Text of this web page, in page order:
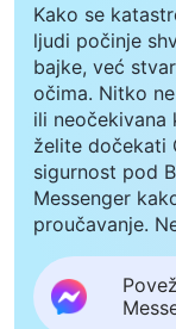
Kako se
ljudi počinje
bajke, već
očima. Nitko
ili
želite dočekati
sigurnost pod
Messenger
proučavanje.